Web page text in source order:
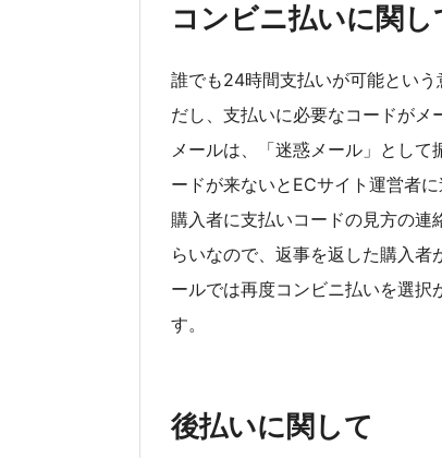
コンビニ払いに関し
誰でも24時間支払いが可能とい
だし、支払いに必要なコードがメ
メールは、「迷惑メール」とし
ードが来ないとECサイト運営者
購入者に支払いコードの見方の連
らいなので、返事を返した購入
ールでは再度コンビニ払いを選択
す。
後払いに関して